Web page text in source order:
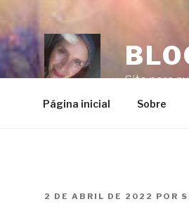
Site para
Página inicial Sobre
PUBLICADO
2 DE ABRIL DE 2022 POR